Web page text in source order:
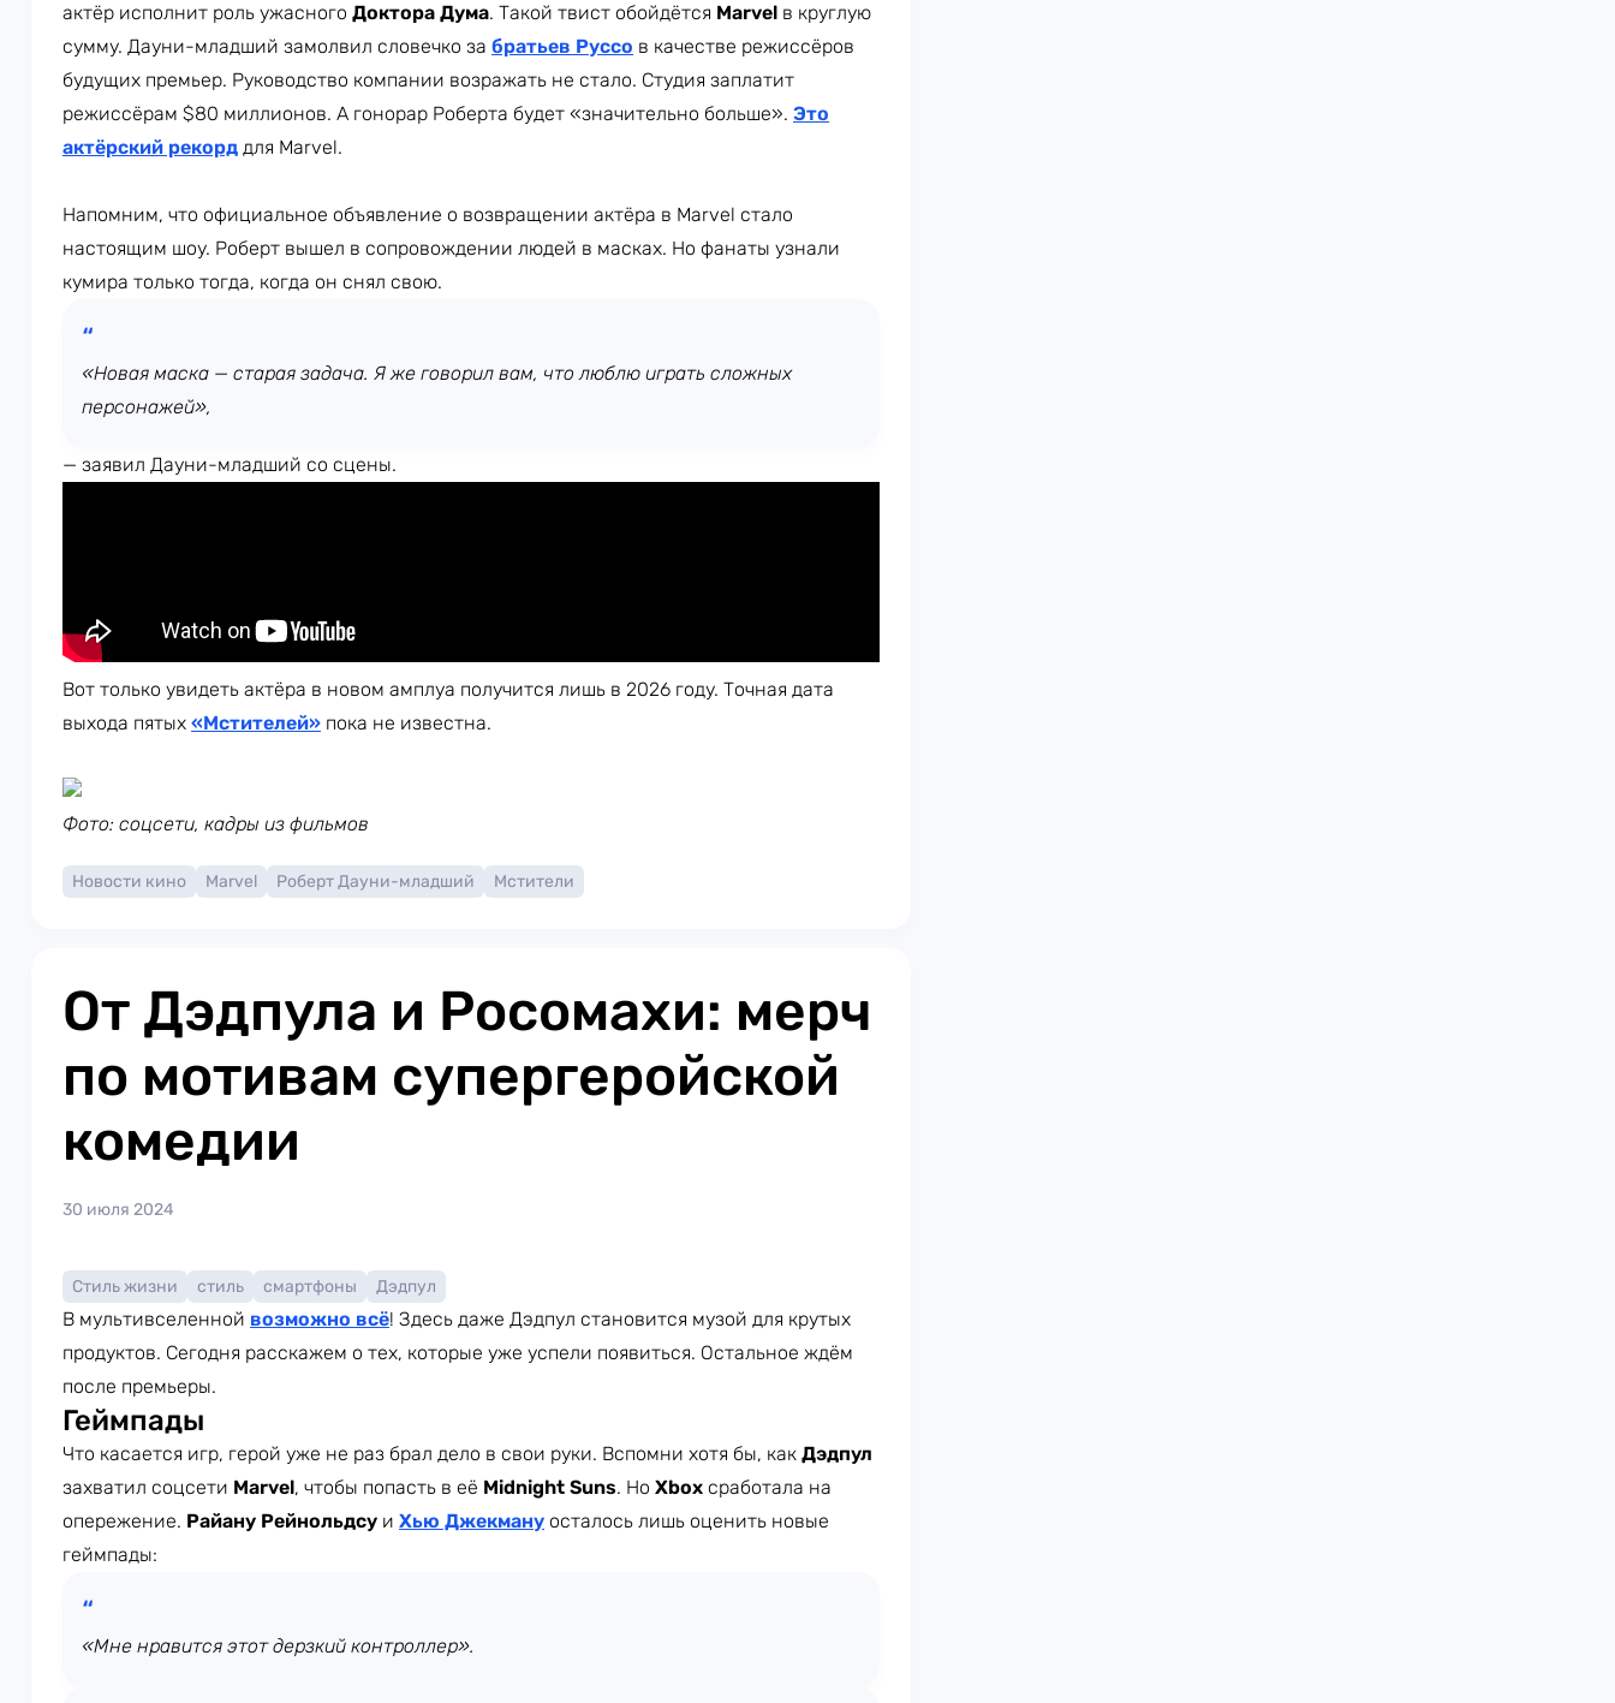
актёр исполнит роль ужасного Доктора Дума. Такой твист обойдётся Marvel в круглую
сумму. Дауни-младший замолвил словечко за братьев Руссо в качестве режиссёров
будущих премьер. Руководство компании возражать не стало. Студия заплатит
режиссёрам $80 миллионов. А гонорар Роберта будет «значительно больше». Это
актёрский рекорд для Marvel.
Напомним, что официальное объявление о возвращении актёра в Marvel стало
настоящим шоу. Роберт вышел в сопровождении людей в масках. Но фанаты узнали
кумира только тогда, когда он снял свою.
«Новая маска — старая задача. Я же говорил вам, что люблю играть сложных
персонажей»,
— заявил Дауни-младший со сцены.
Вот только увидеть актёра в новом амплуа получится лишь в 2026 году. Точная дата
выхода пятых «Мстителей» пока не известна.
Фото: соцсети, кадры из фильмов
Новости кино Marvel Роберт Дауни-младший Мстители
От Дэдпула и Росомахи: мерч
по мотивам супергеройской
комедии
30 июля 2024
Стиль жизни стиль смартфоны Дэдпул
В мультивселенной возможно всё! Здесь даже Дэдпул становится музой для крутых
продуктов. Сегодня расскажем о тех, которые уже успели появиться. Остальное ждём
после премьеры.
Геймпады
Что касается игр, герой уже не раз брал дело в свои руки. Вспомни хотя бы, как Дэдпул
захватил соцсети Marvel, чтобы попасть в её Midnight Suns. Но Xbox сработала на
опережение. Райану Рейнольдсу и Хью Джекману осталось лишь оценить новые
геймпады:
«Мне нравится этот дерзкий контроллер».